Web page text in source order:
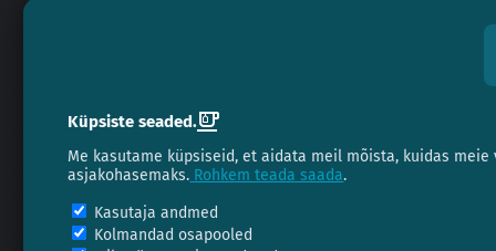
Küpsiste seaded.
Me kasutame küpsiseid, et aidata meil mõista, kuidas
asjakohasemaks. Rohkem teada saada.
Kasutaja andmed
Kolmandad osapooled